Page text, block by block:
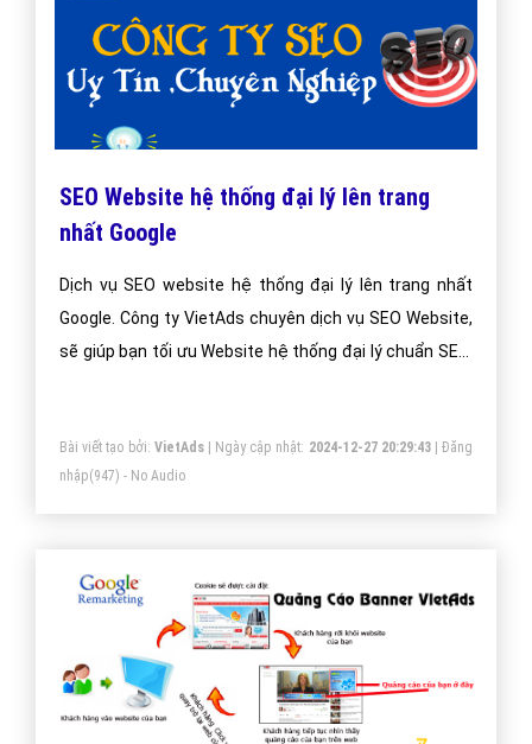
SEO Website hệ thống đại lý lên trang
nhất Google
Dịch vụ SEO website hệ thống đại lý lên trang nhất
Google. Công ty VietAds chuyên dịch vụ SEO Website,
sẽ giúp bạn tối ưu Website hệ thống đại lý chuẩn SEO,
Bài viết tạo bởi: VietAds| Ngày cập nhật: 2024-12-27 20:29:43|Đăng
nhập(947) - No Audio